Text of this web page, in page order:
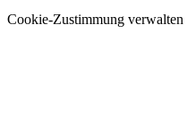
Cookie-Zustimmung verwalten